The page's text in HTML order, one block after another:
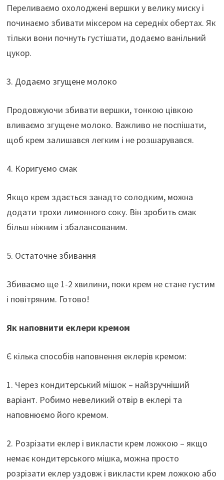
Переливаємо охолоджені вершки у велику миску і
починаємо збивати міксером на середніх обертах. Як
тільки вони почнуть густішати, додаємо ванільний
цукор.
3. Додаємо згущене молоко
Продовжуючи збивати вершки, тонкою цівкою
вливаємо згущене молоко. Важливо не поспішати,
щоб крем залишався легким і не розшарувався.
4. Коригуємо смак
Якщо крем здається занадто солодким, можна
додати трохи лимонного соку. Він зробить смак
більш ніжним і збалансованим.
5. Остаточне збивання
Збиваємо ще 1-2 хвилини, поки крем не стане густим
і повітряним. Готово!
Як наповнити еклери кремом
Є кілька способів наповнення еклерів кремом:
1. Через кондитерський мішок – найзручніший
варіант. Робимо невеликий отвір в еклері та
наповнюємо його кремом.
2. Розрізати еклер і викласти крем ложкою – якщо
немає кондитерського мішка, можна просто
розрізати еклер уздовж і викласти крем ложкою або